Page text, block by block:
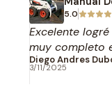
5.0
Excelente
muy completo
Diego Andres
3/11/2025